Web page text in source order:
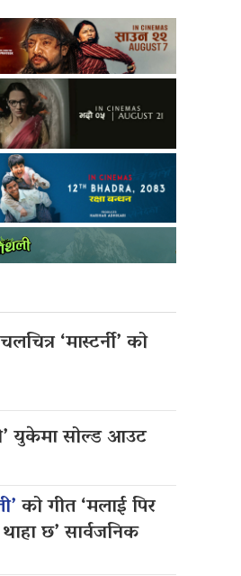
‘मास्टर्नी’ को
युकेमा सोल्ड आउट
को गीत ‘मलाई पिर
छ’ सार्वजनिक